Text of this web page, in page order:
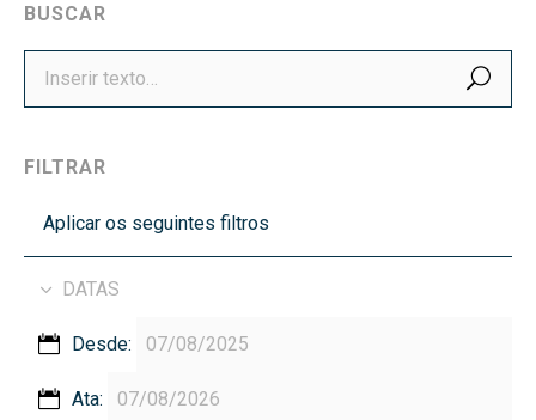
BUSCAR
FILTRAR
Aplicar os seguintes filtros
DATAS
Desde:
Ata: